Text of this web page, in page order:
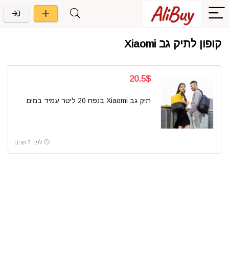
קופון לתיק גב Xiaomi
20.5$
תיק גב Xiaomi בנפח 20 ליטר עמיד במים
לפני 7 שנים